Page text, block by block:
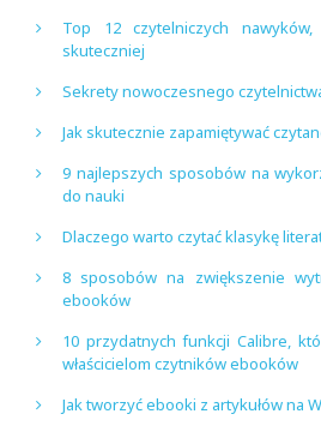
Top 12 czytelniczych
skuteczniej
Sekrety nowoczesnego
Jak skutecznie zapamiętywać
9 najlepszych sposobów na
do nauki
Dlaczego warto czytać klasykę
8 sposobów na zwiększenie
ebooków
10 przydatnych funkcji Calibre,
właścicielom czytników ebooków
Jak tworzyć ebooki z artykułów na